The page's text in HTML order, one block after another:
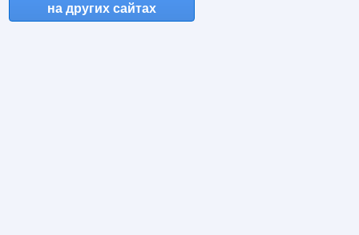
на других сайтах